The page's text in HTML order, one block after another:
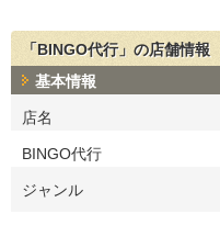
「BINGO代行」の店舗情報
基本情報
店名
BINGO代行
ジャンル